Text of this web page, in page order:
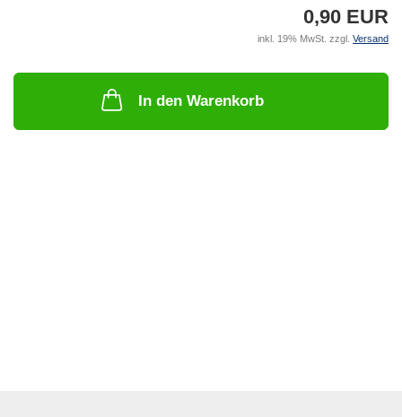
0,90 EUR
inkl. 19% MwSt. zzgl. Versand
In den Warenkorb